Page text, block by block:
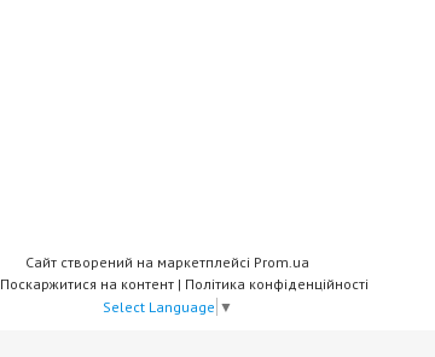
Сайт створений на маркетплейсі Prom.ua
Поскаржитися на контент | Політика конфіденційності
Select Language ▼